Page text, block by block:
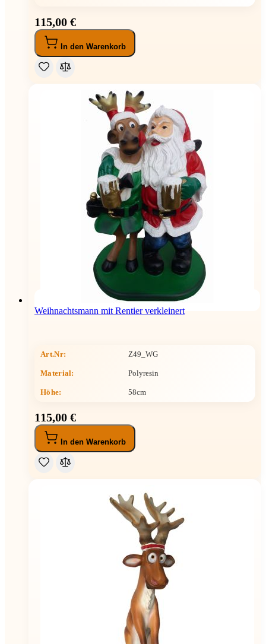
115,00 €
In den Warenkorb
Weihnachtsmann mit Rentier verkleinert
Art.Nr: Z49_WG
Material: Polyresin
Höhe: 58cm
115,00 €
In den Warenkorb